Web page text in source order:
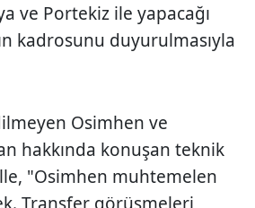
ve Portekiz ile yapacağı
kadrosunu duyurulmasıyla
Osimhen ve
hakkında konuşan teknik
"Osimhen muhtemelen
Transfer görüşmeleri